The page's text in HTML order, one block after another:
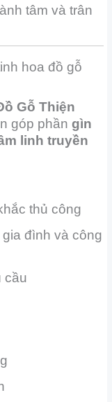
tâm và trân
hoa đồ gỗ
Gỗ Thiện
góp phầngìn
linh truyền
thủ công
đình và công
cầu